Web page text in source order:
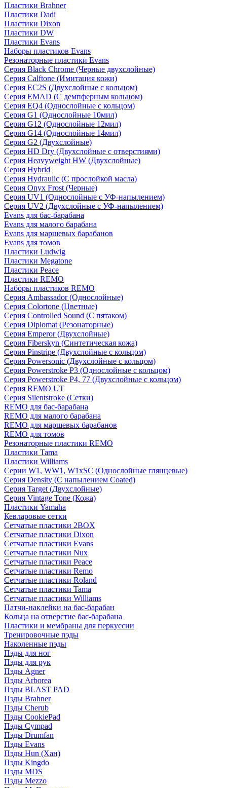
Пластики Brahner
Пластики Dadi
Пластики Dixon
Пластики DW
Пластики Evans
Наборы пластиков Evans
Резонаторные пластики Evans
Серия Black Chrome (Черные двухслойные)
Серия Calftone (Имитация кожи)
Серия EC2S (Двухслойные с кольцом)
Серия EMAD (С демпферным кольцом)
Серия EQ4 (Однослойные с кольцом)
Серия G1 (Однослойные 10мил)
Серия G12 (Однослойные 12мил)
Серия G14 (Однослойные 14мил)
Серия G2 (Двухслойные)
Серия HD Dry (Двухслойные с отверстиями)
Серия Heavyweight HW (Двухслойные)
Серия Hybrid
Серия Hydraulic (С прослойкой масла)
Серия Onyx Frost (Черные)
Серия UV1 (Однослойные с УФ-напылением)
Серия UV2 (Двухслойные с УФ-напылением)
Evans для бас-барабана
Evans для малого барабана
Evans для маршевых барабанов
Evans для томов
Пластики Ludwig
Пластики Megatone
Пластики Peace
Пластики REMO
Наборы пластиков REMO
Серия Ambassador (Однослойные)
Серия Colortone (Цветные)
Серия Controlled Sound (С пятаком)
Серия Diplomat (Резонаторные)
Серия Emperor (Двухслойные)
Серия Fiberskyn (Синтетическая кожа)
Серия Pinstripe (Двухслойные с кольцом)
Серия Powersonic (Двухслойные с кольцом)
Серия Powerstroke P3 (Однослойные с кольцом)
Серия Powerstroke P4, 77 (Двухслойные с кольцом)
Серия REMO UT
Серия Silentstroke (Сетки)
REMO для бас-барабана
REMO для малого барабана
REMO для маршевых барабанов
REMO для томов
Резонаторные пластики REMO
Пластики Tama
Пластики Williams
Серии W1, WW1, W1xSC (Однослойные глянцевые)
Серия Density (C напылением Coated)
Серия Target (Двухслойные)
Серия Vintage Tone (Кожа)
Пластики Yamaha
Кевларовые сетки
Сетчатые пластики 2BOX
Сетчатые пластики Dixon
Сетчатые пластики Evans
Сетчатые пластики Nux
Сетчатые пластики Peace
Сетчатые пластики Remo
Сетчатые пластики Roland
Сетчатые пластики Tama
Сетчатые пластики Williams
Патчи-наклейки на бас-барабан
Кольца на отверстие бас-барабана
Пластики и мембраны для перкуссии
Тренировочные пэды
Наколенные пэды
Пэды для ног
Пэды для рук
Пэды Agner
Пэды Arborea
Пэды BLAST PAD
Пэды Brahner
Пэды Cherub
Пэды CookiePad
Пэды Cympad
Пэды Drumfan
Пэды Evans
Пэды Hun (Хан)
Пэды Kingdo
Пэды MDS
Пэды Mezzo